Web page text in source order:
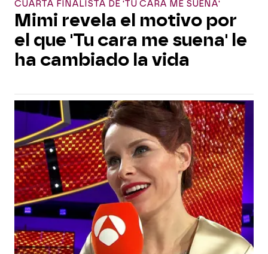
CUARTA FINALISTA DE 'TU CARA ME SUENA'
Mimi revela el motivo por
el que 'Tu cara me suena' le
ha cambiado la vida